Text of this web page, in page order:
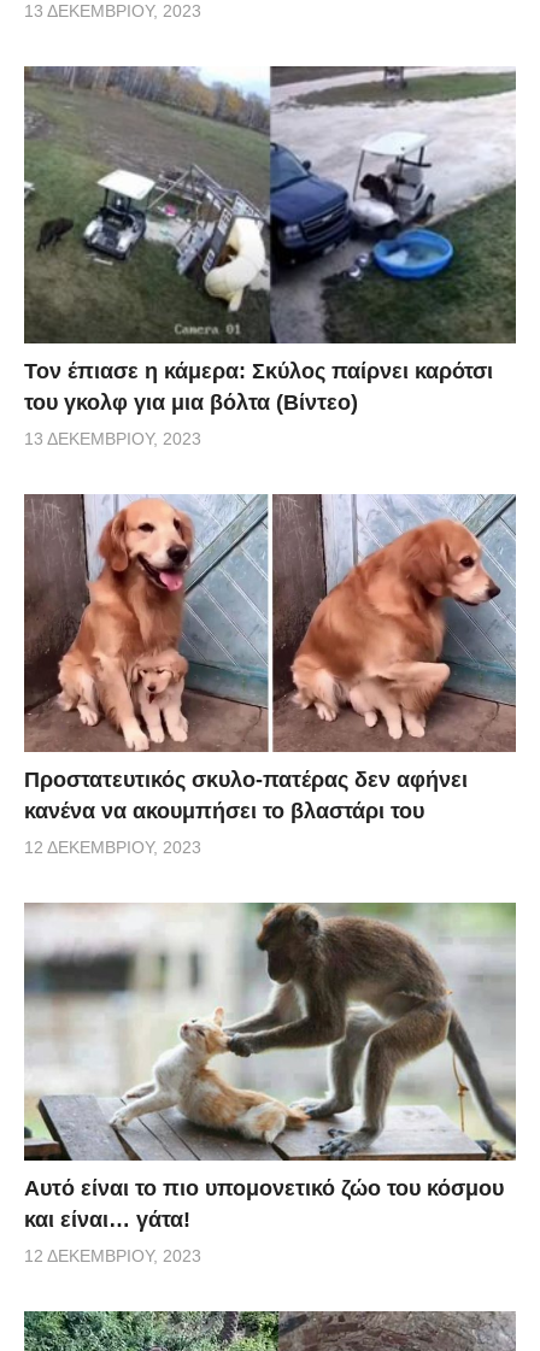
13 ΔΕΚΕΜΒΡΊΟΥ, 2023
Τον έπιασε η κάμερα: Σκύλος παίρνει καρότσι
του γκολφ για μια βόλτα (Βίντεο)
13 ΔΕΚΕΜΒΡΊΟΥ, 2023
Προστατευτικός σκυλο-πατέρας δεν αφήνει
κανένα να ακουμπήσει το βλαστάρι του
12 ΔΕΚΕΜΒΡΊΟΥ, 2023
Αυτό είναι το πιο υπομονετικό ζώο του κόσμου
και είναι… γάτα!
12 ΔΕΚΕΜΒΡΊΟΥ, 2023